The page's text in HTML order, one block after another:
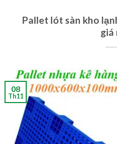
Pallet lót sàn kho
giá
08
Th11